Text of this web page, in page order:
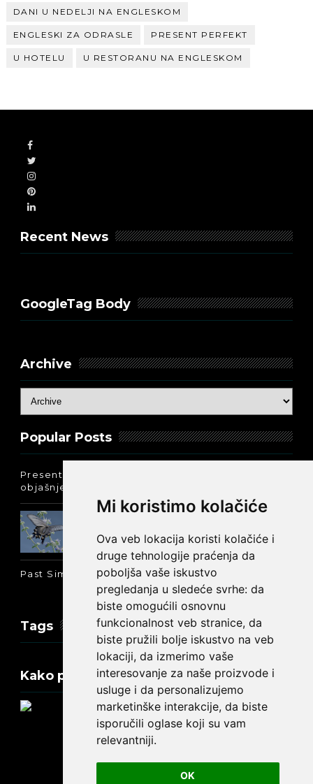
Mi koristimo kolačiće
Ova veb lokacija koristi kolačiće i
druge tehnologije praćenja da
poboljša vaše iskustvo
pregledanja u sledeće svrhe: da
biste omogućili osnovnu
funkcionalnost veb stranice, da
biste pružili bolje iskustvo na veb
lokaciji, da izmerimo vaše
interesovanje za naše proizvode i
usluge i da personalizujemo
marketinške interakcije, da biste
isporučili oglase koji su vam
relevantniji.
OK
DANI U NEDELJI NA ENGLESKOM
ENGLESKI ZA ODRASLE PRESENT PERFEKT
U HOTELU U RESTORANU NA ENGLESKOM
Recent News
GoogleTag Body
Archive
Popular Posts
Present Perfect Simple - najjednostavnije
objašnjenje :-)
Past Simple i Past Continuous - razlika
Tags
Kako promeniti tekst na engleskom?
Update cookies preferences